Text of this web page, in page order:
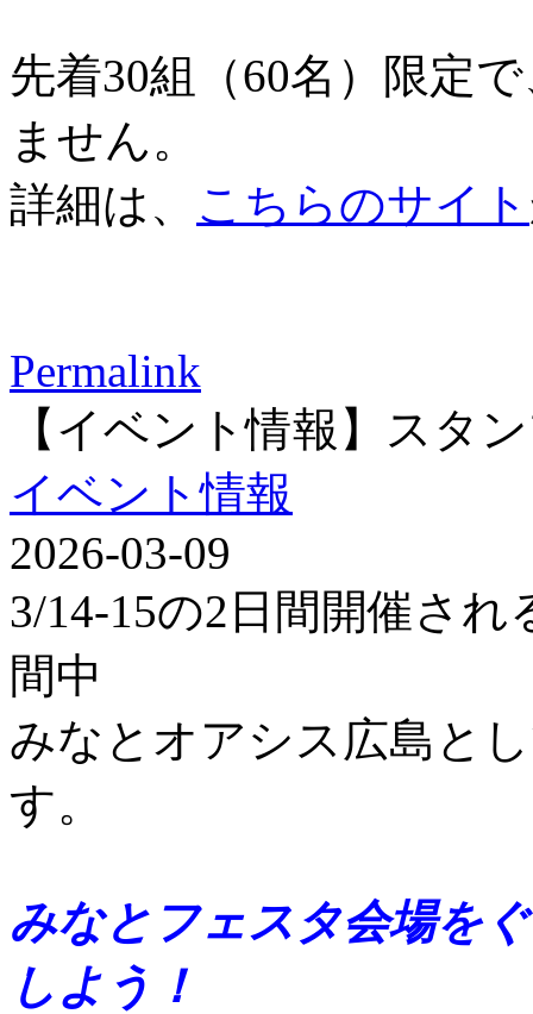
先着30組（60名）限定
ません。
詳細は、 こちらのサイト
Permalink
【イベント情報】スタ
イベント情報
2026-03-09
3/14-15の2日間開催さ
間中
みなとオアシス広島と
す。
みなとフェスタ会場を
しよう！